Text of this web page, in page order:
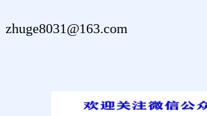
zhuge8031@163.com